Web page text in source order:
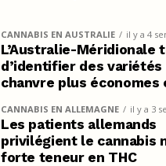
CANNABIS EN AUSTRALIE il y a 4
L’Australie-Méridionale
d’identifier des variétés
chanvre plus économes
CANNABIS EN ALLEMAGNE il y a 3
Les patients allemands
privilégient le cannabis
forte teneur en THC